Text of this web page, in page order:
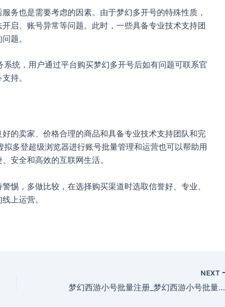
务也是需要考虑的因素。由于梦幻多开号的特殊性质，
启、账号异常等问题。此时，一些具备专业技术支持团
题。
统，用户通过平台购买梦幻多开号后如有问题可联系官
持。
的卖家、价格合理的商品和具备专业技术支持团队和完
多登超级浏览器进行账号批量管理和运营也可以帮助用
安全和高效的互联网生活。
惕，多做比较，在选择购买渠道时选取信誉好、专业、
上运营。
NEXT
梦幻西游小号批量注册_梦幻西游小号批量注册账号